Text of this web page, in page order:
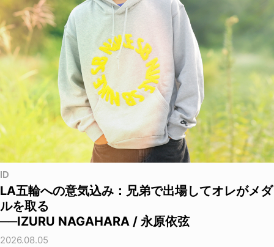
ID
LA五輪への意気込み：兄弟で出場してオレがメダ
ルを取る
──IZURU NAGAHARA / 永原依弦
2026.08.05